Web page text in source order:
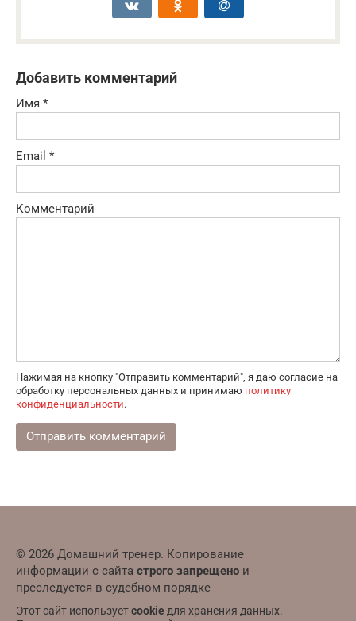
Добавить комментарий
Имя *
Email *
Комментарий
Нажимая на кнопку "Отправить комментарий", я даю согласие на
обработку персональных данных и принимаю политику
конфиденциальности.
© 2026 Домашний тренер. Копирование
информации с сайта строго запрещено и
преследуется в судебном порядке
Этот сайт используетcookie для хранения данных.